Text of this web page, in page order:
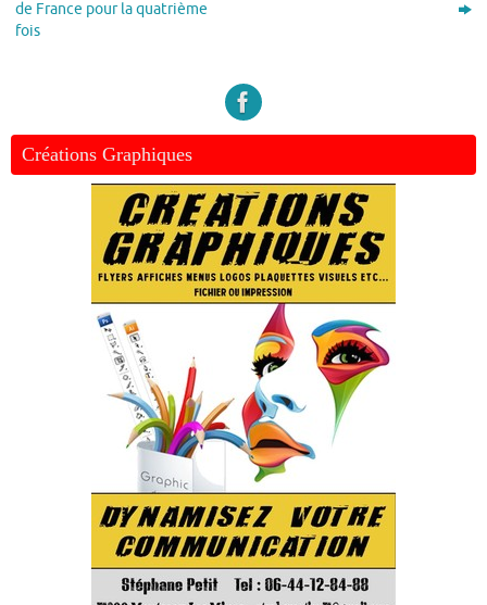
de France pour la quatrième
fois
Créations Graphiques